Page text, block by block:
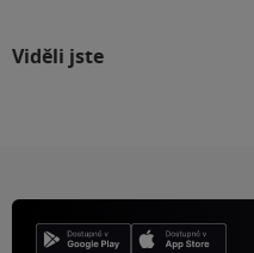
Viděli jste